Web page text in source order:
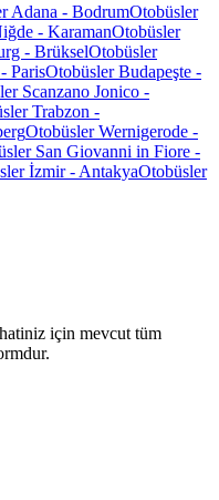
Adana - BodrumOtobüsler
- KaramanOtobüsler
- BrükselOtobüsler
ParisOtobüsler Budapeşte -
Scanzano Jonico -
Trabzon -
Otobüsler Wernigerode -
San Giovanni in Fiore -
İzmir - AntakyaOtobüsler
için mevcut tüm